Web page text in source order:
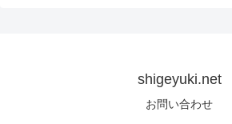
shigeyuki.net
お問い合わせ